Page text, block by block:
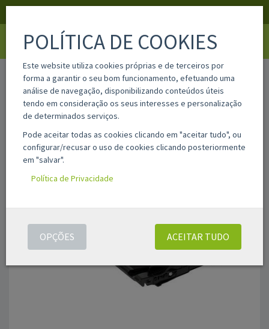
home dr-lexxm1145
POLÍTICA DE COOKIES
Este website utiliza cookies próprias e de terceiros por
forma a garantir o seu bom funcionamento, efetuando uma
análise de navegação, disponibilizando conteúdos úteis
tendo em consideração os seus interesses e personalização
de determinados serviços.
Pode aceitar todas as cookies clicando em "aceitar tudo", ou
configurar/recusar o uso de cookies clicando posteriormente
em "salvar".
Política de Privacidade
ACEITAR TUDO
OPÇÕES